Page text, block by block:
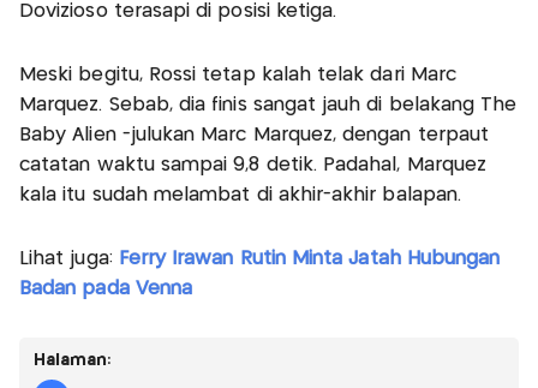
Dovizioso terasapi di posisi ketiga.
Meski begitu, Rossi tetap kalah telak dari Marc
Marquez. Sebab, dia finis sangat jauh di belakang The
Baby Alien -julukan Marc Marquez, dengan terpaut
catatan waktu sampai 9,8 detik. Padahal, Marquez
kala itu sudah melambat di akhir-akhir balapan.
Lihat juga: Ferry Irawan Rutin Minta Jatah Hubungan
Badan pada Venna
Halaman: